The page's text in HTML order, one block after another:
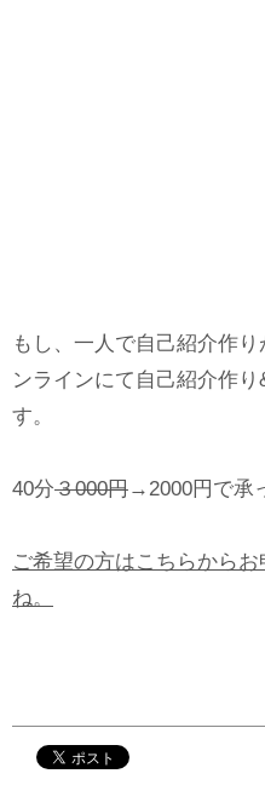
もし、一人で自己紹介作
ンラインにて自己紹介作
す。
40分３000円→2000円で承
ご希望の方はこちらから
ね。